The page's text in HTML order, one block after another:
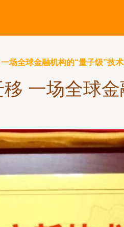
场全球金融机构的“量子级”技
一场全球